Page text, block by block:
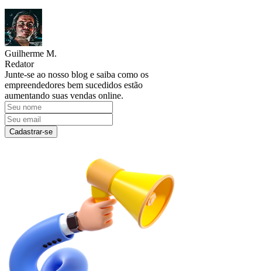
Guilherme M.
Redator
Junte-se ao nosso blog e saiba como os
empreendedores bem sucedidos estão
aumentando suas vendas online.
Cadastrar-se